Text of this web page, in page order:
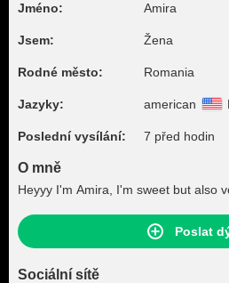
Jméno: Amira
Jsem: Žena
Rodné město: Romania
Jazyky: american
Poslední vysílání: 7 před hodin
O mně
Heyyy I'm Amira, I'm sweet but also
Poslat
Sociální sítě